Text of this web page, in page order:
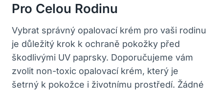
Pro Celou Rodinu
Vybrat správný opalovací krém pro vaši rodinu
je důležitý krok k ochraně pokožky před
škodlivými UV paprsky. Doporučujeme vám
zvolit non-toxic opalovací krém, který je
šetrný k pokožce i životnímu prostředí. Žádné